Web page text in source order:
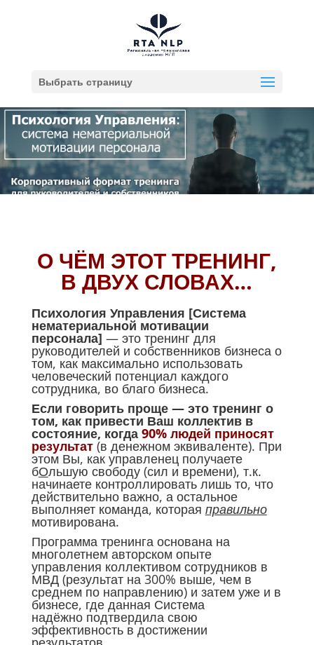
Выбрать страницу
О ЧЁМ ЭТОТ ТРЕНИНГ,
В ДВУХ СЛОВАХ…
Психология Управления [Система
нематериальной мотивации
персонала] — это тренинг для
руководителей и собственников бизнеса о
том, как максимально использовать
человеческий потенциал каждого
сотрудника, во благо бизнеса.
Если говорить проще — это тренинг о
том, как привести Ваш коллектив в
состояние, когда 90% людей приносят
результат(в денежном эквиваленте). При
этом Вы, как управленец получаете
бОльшую свободу (сил и времени), т.к.
начинаете контроллировать лишь то, что
действительно важно, а остальное
выполняет команда, которая правильно
мотивирована.
Программа тренинга основана на
многолетнем авторском опыте
управления коллективом сотрудников в
МВД (результат на 300% выше, чем в
среднем по направлению) и затем уже и в
бизнесе, где данная Система
надёжно подтвердила свою
эффективность в достижении